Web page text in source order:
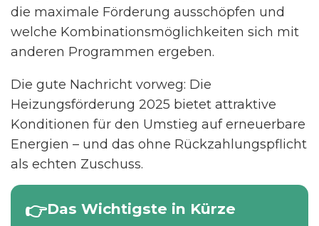
die maximale Förderung ausschöpfen und
welche Kombinationsmöglichkeiten sich mit
anderen Programmen ergeben.
Die gute Nachricht vorweg: Die
Heizungsförderung 2025 bietet attraktive
Konditionen für den Umstieg auf erneuerbare
Energien – und das ohne Rückzahlungspflicht
als echten Zuschuss.
Das Wichtigste in Kürze